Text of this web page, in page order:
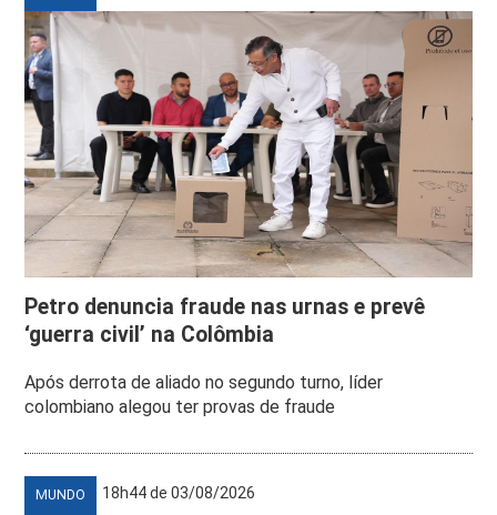
Petro denuncia fraude nas urnas e prevê
‘guerra civil’ na Colômbia
Após derrota de aliado no segundo turno, líder
colombiano alegou ter provas de fraude
MUNDO 18h44 de 03/08/2026